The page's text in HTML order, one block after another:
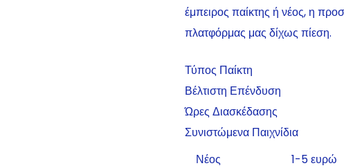
έμπειρος παίκτης ή νέος, η
πλατφόρμας μας δίχως πίεση.
Τύπος Παίκτη
Βέλτιστη Επένδυση
Ώρες Διασκέδασης
Συνιστώμενα Παιχνίδια
Νέος
1-5 ευρώ